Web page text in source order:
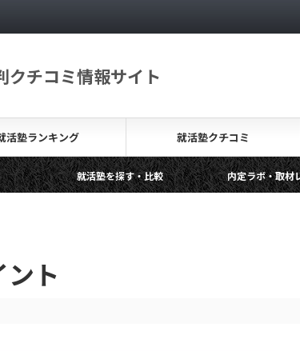
クチコミ情報サイト
活塾ランキング 就活塾クチコミ
就活塾を探す・比較 内定ラボ・取材レポート
無料の就活塾って？その背景やメリットデメリットを解説します
ト